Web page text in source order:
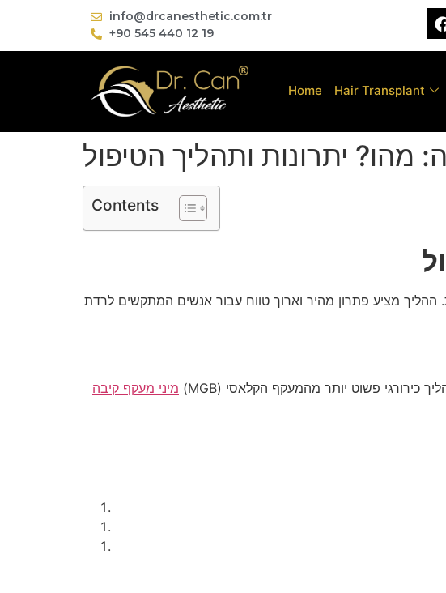
info@drcanesthetic.com.tr
+90 545 440 12 19
Home Hair Transplant
מהו? יתרונות ותהליך הטיפול
Contents
ההליך מציע פתרון מהיר וארוך טווח עבור אנשים המתקשים לרדת
מיני מעקף קיבה (MGB) הוא הליך כירורגי פשוט יותר מהמעקף הקלאסי (Roux-en-Y), אך פועל על עקרונות דומים. במהלך הניתוח, מקטינים את נפח הקיבה ומעקפים חלק